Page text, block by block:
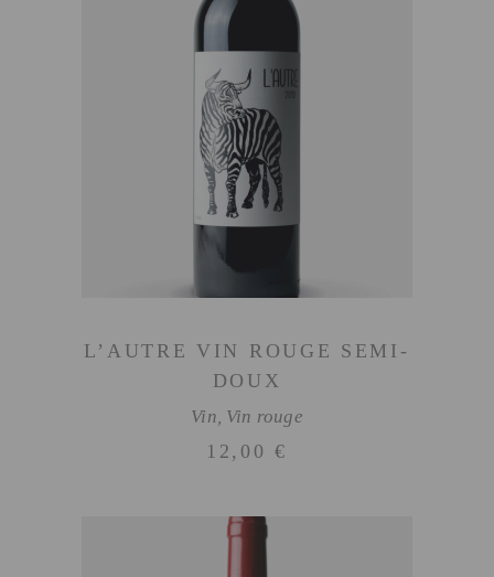
AJOUTER AU PANIER
L’AUTRE VIN ROUGE SEMI-
DOUX
Vin, Vin rouge
12,00€